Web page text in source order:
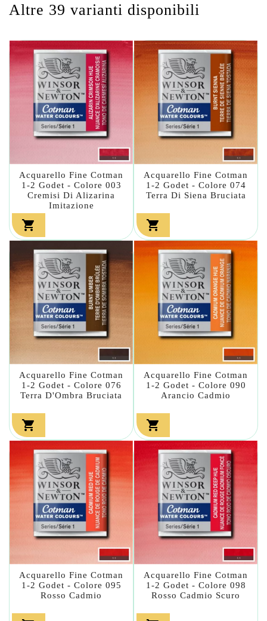
Altre 39 varianti disponibili
Acquarello Fine Cotman
1-2 Godet - Colore 003
Cremisi Di Alizarina
Imitazione

Acquarello Fine Cotman
1-2 Godet - Colore 074
Terra Di Siena Bruciata

Acquarello Fine Cotman
1-2 Godet - Colore 076
Terra D'Ombra Bruciata

Acquarello Fine Cotman
1-2 Godet - Colore 090
Arancio Cadmio

Acquarello Fine Cotman
1-2 Godet - Colore 095
Rosso Cadmio
Acquarello Fine Cotman
1-2 Godet - Colore 098
Rosso Cadmio Scuro